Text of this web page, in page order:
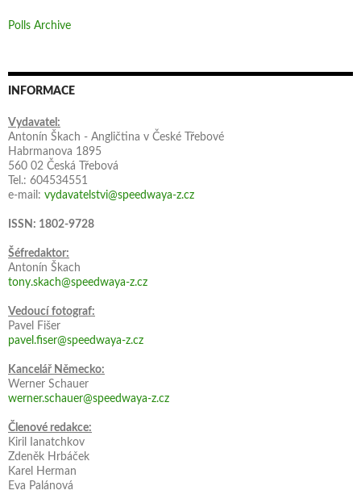
Polls Archive
INFORMACE
Vydavatel:
Antonín Škach - Angličtina v České Třebové
Habrmanova 1895
560 02 Česká Třebová
Tel.: 604534551
e-mail: vydavatelstvi@speedwaya-z.cz
ISSN: 1802-9728
Šéfredaktor:
Antonín Škach
tony.skach@speedwaya-z.cz
Vedoucí fotograf:
Pavel Fišer
pavel.fiser@speedwaya-z.cz
Kancelář Německo:
Werner Schauer
werner.schauer@speedwaya-z.cz
Členové redakce:
Kiril Ianatchkov
Zdeněk Hrbáček
Karel Herman
Eva Palánová